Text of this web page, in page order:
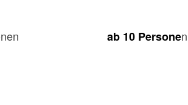
ab 10 Personen